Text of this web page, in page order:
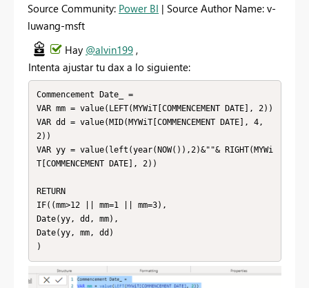
Source Community: Power BI | Source Author Name: v-
luwang-msft
Hay @alvin199 ,
Intenta ajustar tu dax a lo siguiente:
Commencement Date_ =
VAR mm = value(LEFT(MYWiT[COMMENCEMENT DATE], 2))
VAR dd = value(MID(MYWiT[COMMENCEMENT DATE], 4,
2))
VAR yy = value(left(year(NOW()),2)&""& RIGHT(MYWi
T[COMMENCEMENT DATE], 2))
RETURN
IF((mm>12 || mm=1 || mm=3),
Date(yy, dd, mm),
Date(yy, mm, dd)
)